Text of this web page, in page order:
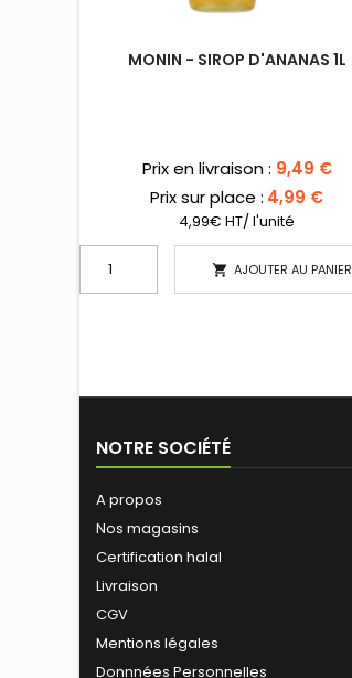
MONIN - SIROP D'ANANAS 1L
Prix
Prix en livraison : 9,49 €
Prix sur place : 4,99 €
4,99€ HT/ l'unité
 AJOUTER AU PANIER
NOTRE SOCIÉTÉ
A propos
Nos magasins
Certification halal
Livraison
CGV
Mentions légales
Donnnées Personnelles